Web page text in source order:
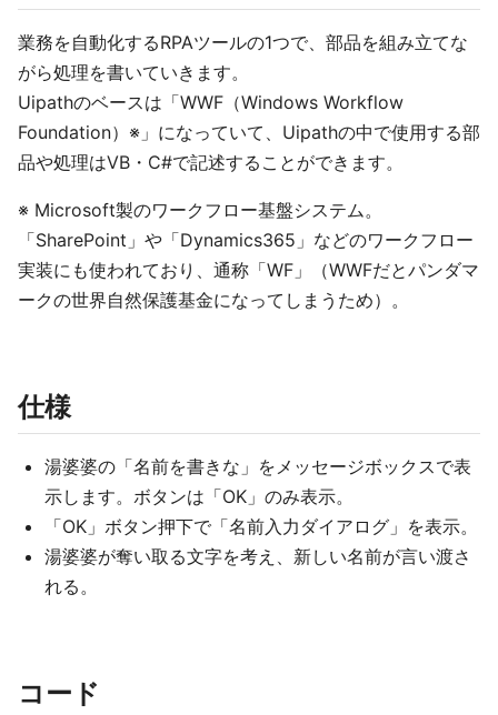
業務を自動化するRPAツールの1つで、部品を組み立てな
がら処理を書いていきます。
Uipathのベースは「WWF（Windows Workflow
Foundation）※」になっていて、Uipathの中で使用する部
品や処理はVB・C#で記述することができます。
※ Microsoft製のワークフロー基盤システム。
「SharePoint」や「Dynamics365」などのワークフロー
実装にも使われており、通称「WF」（WWFだとパンダマ
ークの世界自然保護基金になってしまうため）。
仕様
湯婆婆の「名前を書きな」をメッセージボックスで表
示します。ボタンは「OK」のみ表示。
「OK」ボタン押下で「名前入力ダイアログ」を表示。
湯婆婆が奪い取る文字を考え、新しい名前が言い渡さ
れる。
コード